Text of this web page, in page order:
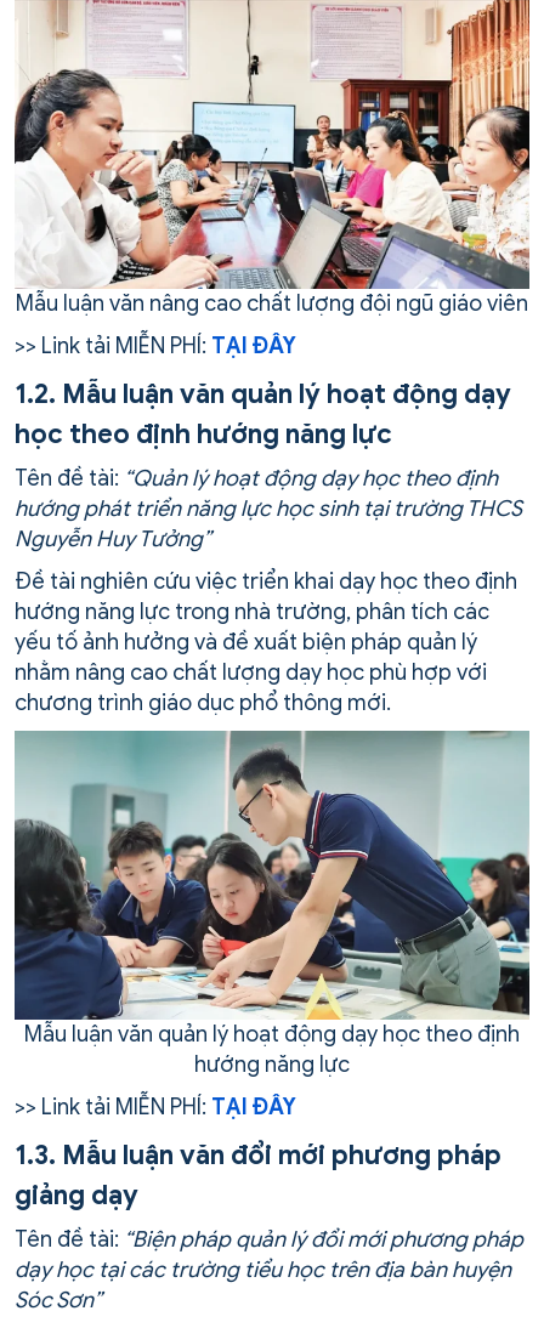
Mẫu luận văn nâng cao chất lượng đội ngũ giáo viên
>> Link tải MIỄN PHÍ: TẠI ĐÂY
1.2. Mẫu luận văn quản lý hoạt động dạy
học theo định hướng năng lực
Tên đề tài: “Quản lý hoạt động dạy học theo định
hướng phát triển năng lực học sinh tại trường THCS
Nguyễn Huy Tưởng”
Đề tài nghiên cứu việc triển khai dạy học theo định
hướng năng lực trong nhà trường, phân tích các
yếu tố ảnh hưởng và đề xuất biện pháp quản lý
nhằm nâng cao chất lượng dạy học phù hợp với
chương trình giáo dục phổ thông mới.
Mẫu luận văn quản lý hoạt động dạy học theo định
hướng năng lực
>> Link tải MIỄN PHÍ: TẠI ĐÂY
1.3. Mẫu luận văn đổi mới phương pháp
giảng dạy
Tên đề tài: “Biện pháp quản lý đổi mới phương pháp
dạy học tại các trường tiểu học trên địa bàn huyện
Sóc Sơn”